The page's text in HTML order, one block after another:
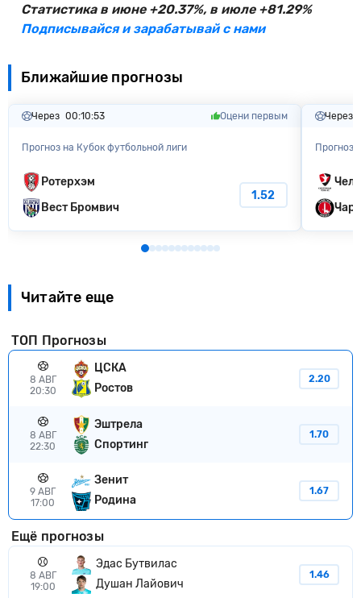
Статистика в июне +20.37%, в июле +81.29%
Подписывайся и зарабатывай с нами
Ближайшие прогнозы
Через 00:10:52 Оцени первым
Прогноз на Кубок футбольной лиги
Ротерхэм
Вест Бромвич
1.52
Через
Прогноз
Читайте еще
ТОП Прогнозы
8 АВГ
20:30
ЦСКА
Ростов
2.20
8 АВГ
22:30
Эштрела
Спортинг
1.70
9 АВГ
17:00
Зенит
Родина
1.67
Ещё прогнозы
8 АВГ
19:00
Эдас Бутвилас
Душан Лайович
1.46